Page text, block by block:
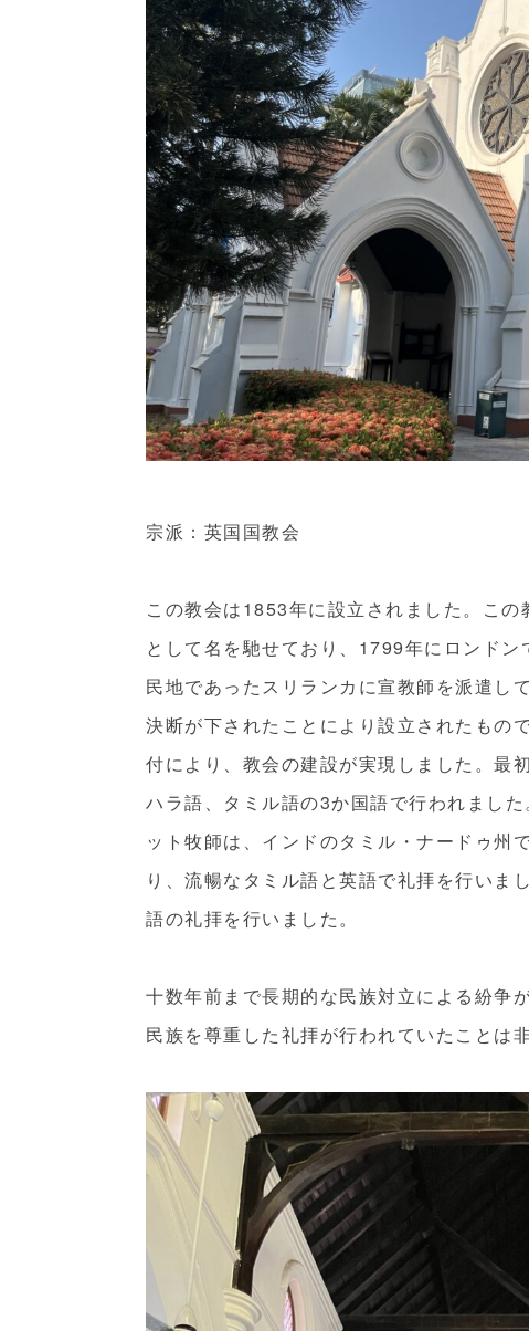
宗派：英国国教会
この教会は1853年に設立されました。こ
として名を馳せており、1799年にロンド
民地であったスリランカに宣教師を派遣し
決断が下されたことにより設立されたもの
付により、教会の建設が実現しました。最
ハラ語、タミル語の3か国語で行われまし
ット牧師は、インドのタミル・ナードゥ州
り、流暢なタミル語と英語で礼拝を行いま
語の礼拝を行いました。
十数年前まで長期的な民族対立による紛争
民族を尊重した礼拝が行われていたことは